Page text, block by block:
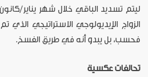
الزواج الإيديولوجي الاستراتيجي
فحسب، بل يبدو أنه في طريق الفسخ.
تحالفات عكسية